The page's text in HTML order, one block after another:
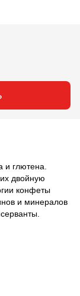
и глютена.
двойную
конфеты
и минералов